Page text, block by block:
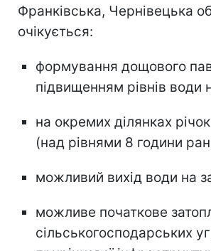
Франківська, Чернівецька
очікується:
формування дощового
підвищенням рівнів води
на окремих ділянках
(над рівнями 8 години
можливий вихід води на
можливе початкове
сільськогосподарських